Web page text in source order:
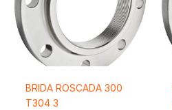
BRIDA ROSCADA 300
T304 3